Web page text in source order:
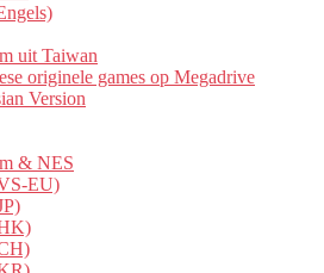
uit Taiwan
originele games op Megadrive
Version
& NES
EU)